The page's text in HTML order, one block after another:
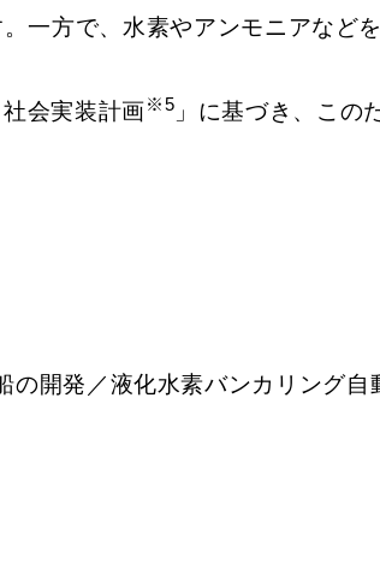
一方で、水素やアンモニアなど
会実装計画※5 」に基づき、この
開発／液化水素バンカリング自